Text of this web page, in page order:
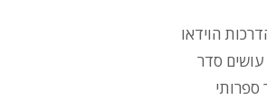
הוידאו
עושים סדר
ספרותי